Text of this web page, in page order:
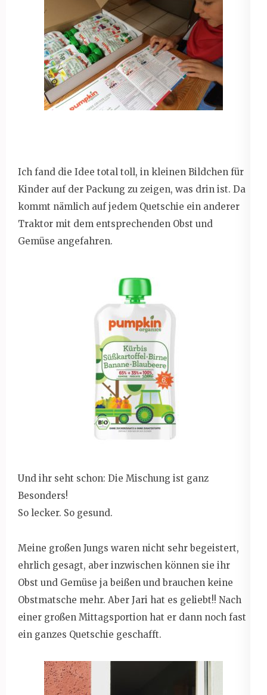
Ich fand die Idee total toll, in kleinen Bildchen für
Kinder auf der Packung zu zeigen, was drin ist. Da
kommt nämlich auf jedem Quetschie ein anderer
Traktor mit dem entsprechenden Obst und
Gemüse angefahren.
Und ihr seht schon: Die Mischung ist ganz
Besonders!
So lecker. So gesund.
Meine großen Jungs waren nicht sehr begeistert,
ehrlich gesagt, aber inzwischen können sie ihr
Obst und Gemüse ja beißen und brauchen keine
Obstmatsche mehr. Aber Jari hat es geliebt!! Nach
einer großen Mittagsportion hat er dann noch fast
ein ganzes Quetschie geschafft.